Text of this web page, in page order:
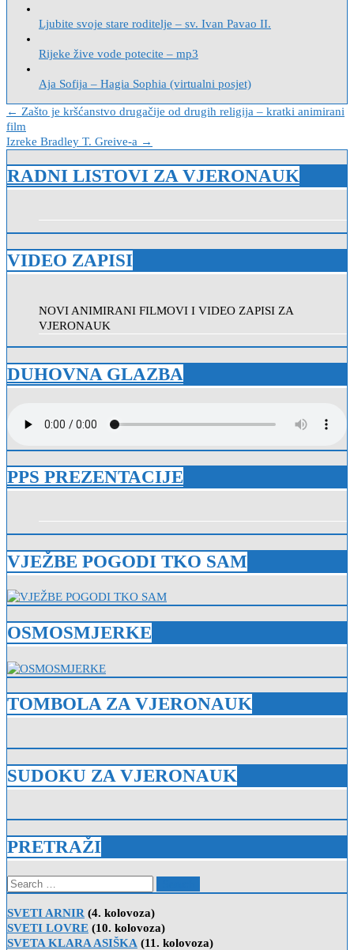
Ljubite svoje stare roditelje – sv. Ivan Pavao II.
Rijeke žive vode potecite – mp3
Aja Sofija – Hagia Sophia (virtualni posjet)
Navigacija
objava
← Zašto je kršćanstvo drugačije od drugih religija – kratki animirani
film
Izreke Bradley T. Greive-a →
RADNI LISTOVI ZA VJERONAUK
VIDEO ZAPISI
NOVI ANIMIRANI FILMOVI I VIDEO ZAPISI ZA
VJERONAUK
DUHOVNA GLAZBA
PPS PREZENTACIJE
VJEŽBE POGODI TKO SAM
OSMOSMJERKE
TOMBOLA ZA VJERONAUK
SUDOKU ZA VJERONAUK
PRETRAŽI
Search
for:
SVETI ARNIR (4. kolovoza)
SVETI LOVRE (10. kolovoza)
SVETA KLARA ASIŠKA (11. kolovoza)